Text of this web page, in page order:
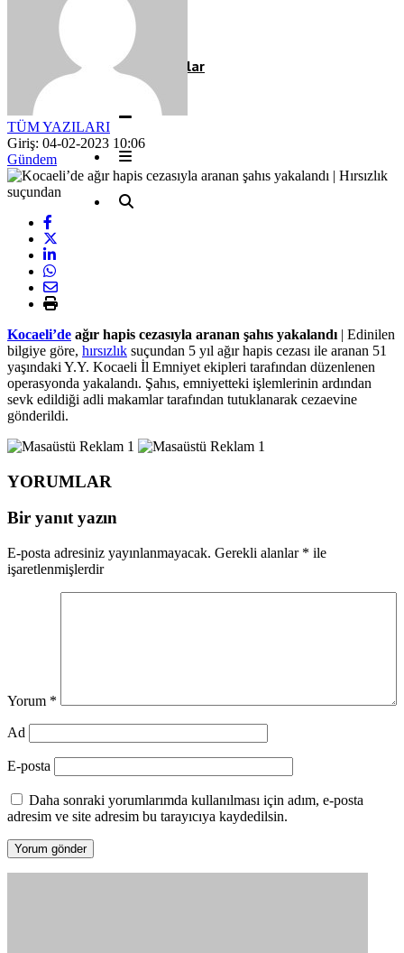
Röportaj
Resmi İlanlar
TÜM YAZILARI
Giriş: 04-02-2023 10:06
Gündem
Kocaeli’de ağır hapis cezasıyla aranan şahıs yakalandı | Edinilen
bilgiye göre, hırsızlık suçundan 5 yıl ağır hapis cezası ile aranan 51
yaşındaki Y.Y. Kocaeli İl Emniyet ekipleri tarafından düzenlenen
operasyonda yakalandı. Şahıs, emniyetteki işlemlerinin ardından
sevk edildiği adli makamlar tarafından tutuklanarak cezaevine
gönderildi.
YORUMLAR
Bir yanıt yazın
E-posta adresiniz yayınlanmayacak. Gerekli alanlar * ile
işaretlenmişlerdir
Yorum *
Ad
E-posta
Daha sonraki yorumlarımda kullanılması için adım, e-posta
adresim ve site adresim bu tarayıcıya kaydedilsin.